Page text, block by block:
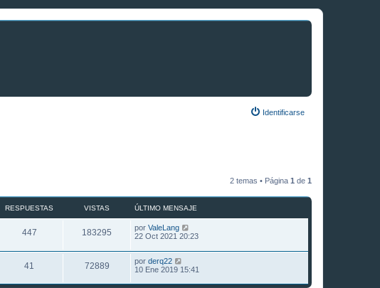
Identificarse
2 temas • Página 1 de 1
RESPUESTAS VISTAS ÚLTIMO MENSAJE
447 183295 por ValeLang
22 Oct 2021 20:23
41 72889 por derq22
10 Ene 2019 15:41